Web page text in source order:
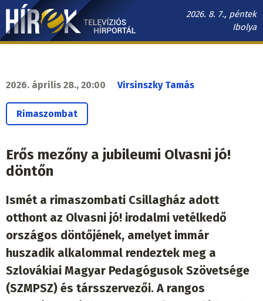
Ugrás
tartalomra
2026. 8. 7., péntek
Ibolya
Hírek.sk
navigáció
2026. április 28., 20:00 Virsinszky Tamás
Rimaszombat
Erős mezőny a jubileumi Olvasni jó!
döntőn
Ismét a rimaszombati Csillagház adott
otthont az Olvasni jó! irodalmi vetélkedő
országos döntőjének, amelyet immár
huszadik alkalommal rendeztek meg a
Szlovákiai Magyar Pedagógusok Szövetsége
(SZMPSZ) és társszervezői. A rangos